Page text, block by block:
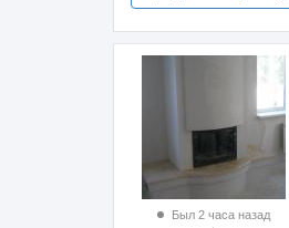
Был 2 часа назад